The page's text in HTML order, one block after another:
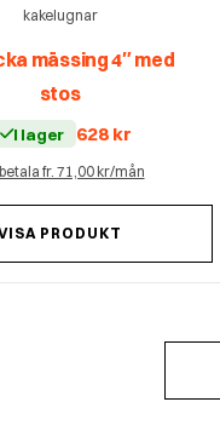
kakelugnar
mässing 4″ med
stos
I lager 628 kr
fr. 71,00 kr/mån
PRODUKT